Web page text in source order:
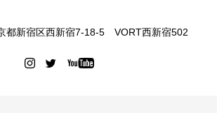
都新宿区西新宿7-18-5 VORT西新宿502